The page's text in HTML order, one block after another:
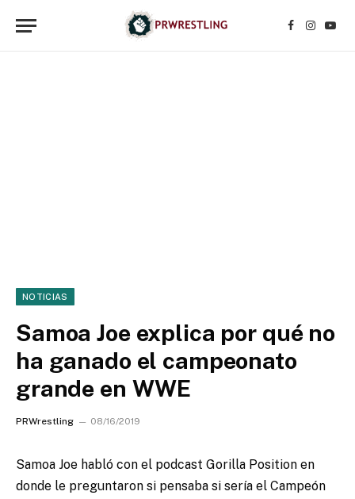
Facebook
NOTICIAS
Samoa Joe explica por qué no
ha ganado el campeonato
grande en WWE
PRWrestling 08/16/2019
Samoa Joe habló con el podcast Gorilla Position en
donde le preguntaron si pensaba si sería el Campeón